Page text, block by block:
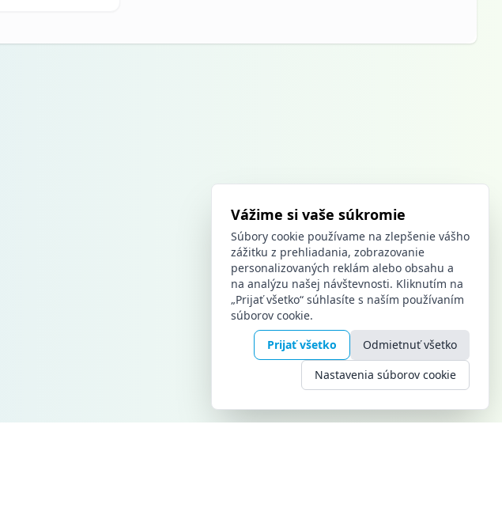
Vážime si vaše súkromie
Súbory cookie používame na zlepšenie vášho
zážitku z prehliadania, zobrazovanie
personalizovaných reklám alebo obsahu a
na analýzu našej návštevnosti. Kliknutím na
„Prijať všetko“ súhlasíte s naším používaním
súborov cookie.
Prijať všetko
Odmietnuť všetko
Nastavenia súborov cookie